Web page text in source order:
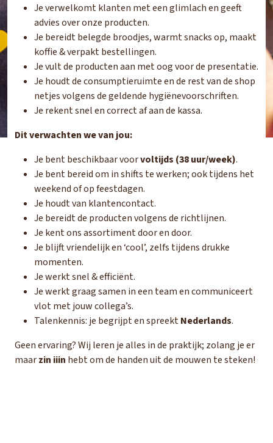
Je verwelkomt klanten met een glimlach en geeft
advies over onze producten.
Je bereidt belegde broodjes, warmt snacks op, maakt
koffie & verpakt bestellingen.
Je vult de producten aan met oog voor de presentatie.
Je houdt de consumptieruimte en de rest van de shop
netjes volgens de geldende hygiënevoorschriften.
Je rekent snel en correct af aan de kassa.
Dit verwachten we van jou:
Je bent beschikbaar voorvoltijds (38 uur/week).
Je bent bereid om in shifts te werken; ook tijdens het
weekend of op feestdagen.
Je houdt van klantencontact.
Je bereidt de producten volgens de richtlijnen.
Je kent ons assortiment door en door.
Je blijft vriendelijk en ‘cool’, zelfs tijdens drukke
momenten.
Je werkt snel & efficiënt.
Je werkt graag samen in een team en communiceert
vlot met jouw collega’s.
Talenkennis: je begrijpt en spreektNederlands.
Geen ervaring? Wij leren je alles in de praktijk; zolang je er
maarzin iiin hebt om de handen uit de mouwen te steken!